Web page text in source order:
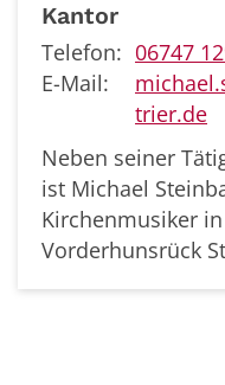
Kantor
Telefon: 06747
E-Mail:
trier.de
Neben seiner
ist Michael
Kirchenmusiker
Vorderhunsrück